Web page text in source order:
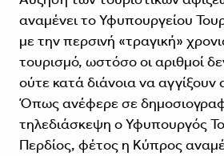
αναμένει το Υφυπουργείου
με την περσινή «τραγική»
τουρισμό, ωστόσο οι αριθμοί
ούτε κατά διάνοια να
Όπως ανέφερε σε
τηλεδιάσκεψη ο Υφυπουργός
Περδίος, φέτος η Κύπρος